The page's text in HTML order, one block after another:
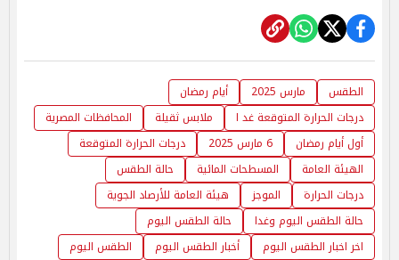
الطقس مارس 2025
أيام رمضان
درجات الحرارة المتوقعة غد ا
ملابس ثقيلة
المحافظات المصرية
أول أيام رمضان
6 مارس 2025
درجات الحرارة المتوقعة
الهيئة العامة
المسطحات المائية
حالة الطقس
درجات الحرارة
الموجز
هيئة العامة للأرصاد الجوية
حالة الطقس اليوم وغدا
حالة الطقس اليوم
اخر اخبار الطقس اليوم
أخبار الطقس اليوم
الطقس اليوم